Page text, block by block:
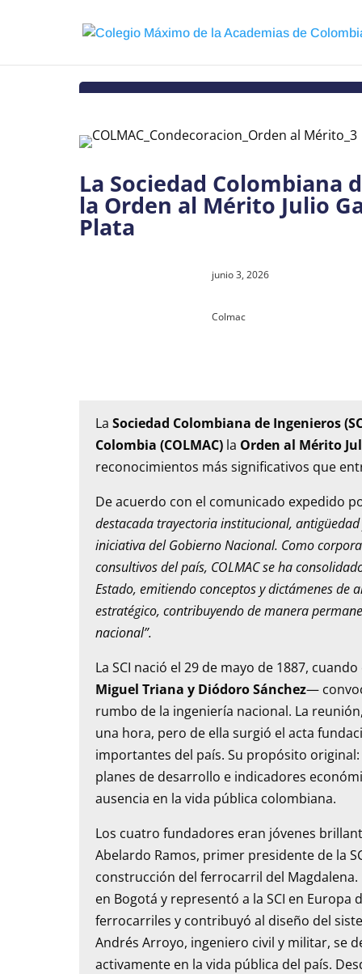
La Sociedad Colombiana
la Orden al Mérito Julio
Plata
junio 3, 2026
Colmac
La Sociedad Colombiana de Ingenieros
Colombia (COLMAC) la Orden al Mérito
reconocimientos más significativos que
De acuerdo con el comunicado expedido
destacada trayectoria institucional,
iniciativa del Gobierno Nacional. Como
consultivos del país, COLMAC se ha
Estado, emitiendo conceptos y dictámenes de
estratégico, contribuyendo de manera
nacional”.
La SCI nació el 29 de mayo de 1887,
Miguel Triana y Diódoro Sánchez—
rumbo de la ingeniería nacional. La
una hora, pero de ella surgió el acta
importantes del país. Su propósito
planes de desarrollo e indicadores
ausencia en la vida pública colombiana.
Los cuatro fundadores eran jóvenes
Abelardo Ramos, primer presidente de la
construcción del ferrocarril del
en Bogotá y representó a la SCI en
ferrocarriles y contribuyó al diseño del
Andrés Arroyo, ingeniero civil y militar, se
activamente en la vida pública del país.